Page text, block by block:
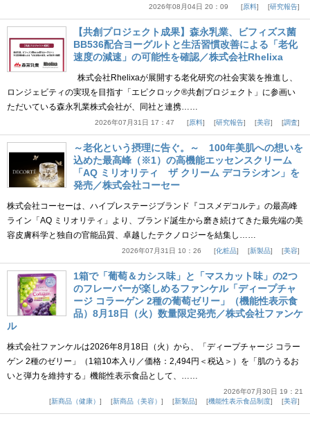
2026年08月04日 20：09 原料 研究報告
【共創プロジェクト成果】森永乳業、ビフィズス菌
BB536配合ヨーグルトと生活習慣改善による「老化
速度の減速」の可能性を確認／株式会社Rhelixa
株式会社Rhelixaが展開する老化研究の社会実装を推進し、
ロンジェビティの実現を目指す「エピクロック®共創プロジェクト」に参画い
ただいている森永乳業株式会社が、同社と連携……
2026年07月31日 17：47 原料 研究報告 美容 調査
～老化という摂理に告ぐ。～ 100年美肌への想いを
込めた最高峰（※1）の高機能エッセンスクリーム
「AQ ミリオリティ ザ クリーム デコラシオン」を
発売／株式会社コーセー
株式会社コーセーは、ハイプレステージブランド『コスメデコルテ』の最高峰
ライン「AQ ミリオリティ」より、ブランド誕生から磨き続けてきた最先端の美
容皮膚科学と独自の官能品質、卓越したテクノロジーを結集し……
2026年07月31日 10：26 化粧品 新製品 美容
1箱で「葡萄＆カシス味」と「マスカット味」の2つ
のフレーバーが楽しめるファンケル「ディープチャ
ージ コラーゲン 2種の葡萄ゼリー」（機能性表示食
品）8月18日（火）数量限定発売／株式会社ファンケ
ル
株式会社ファンケルは2026年8月18日（火）から、「ディープチャージ コラー
ゲン 2種のゼリー」（1箱10本入り／価格：2,494円＜税込＞）を「肌のうるお
いと弾力を維持する」機能性表示食品として、……
2026年07月30日 19：21
新商品（健康）
新商品（美容） 新製品 機能性表示食品制度 美容